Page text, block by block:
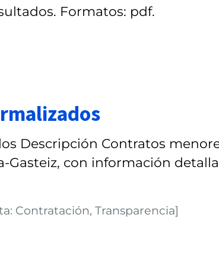
Formatos: pdf.
Descripción Contratos
con información
Contratación, Transparencia]